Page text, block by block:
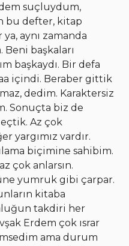
suçluydum,
bu defter, kitap
aynı zamanda
başkaları
başkaydı. Bir defa
içindi. Beraber gittik
dedim. Karaktersiz
Sonuçta biz de
Az çok
yargımız vardır.
biçimine sahibim.
çok anlarsın.
yumruk gibi çarpar.
kitaba
takdiri her
Erdem çok ısrar
ama durum